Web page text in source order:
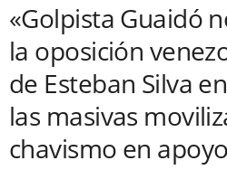
«Golpista Guaidó
la oposición
de Esteban Silva
las masivas
chavismo en